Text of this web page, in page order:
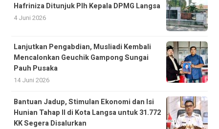
Hafriniza Ditunjuk Plh Kepala DPMG Langsa
4 Juni 2026
Lanjutkan Pengabdian, Musliadi Kembali
Mencalonkan Geuchik Gampong Sungai
Pauh Pusaka
14 Juni 2026
Bantuan Jadup, Stimulan Ekonomi dan Isi
Hunian Tahap II di Kota Langsa untuk 31.772
KK Segera Disalurkan